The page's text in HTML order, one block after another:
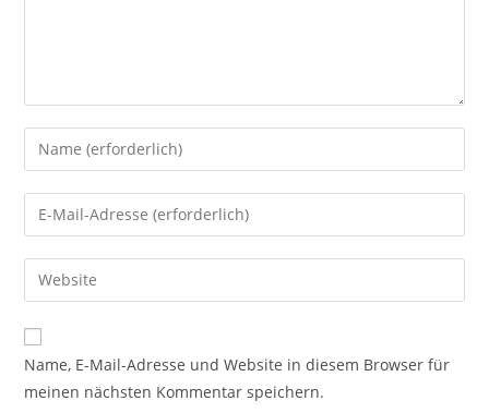
Gib
deinen
Namen
oder
zum
Kommentieren
ein
Gib
deine
E-
Mail-
zum
Kommentieren
ein
Gib
deine
Website-
URL
Name, E-Mail-Adresse und Website in diesem Browser für
meinen nächsten Kommentar speichern.